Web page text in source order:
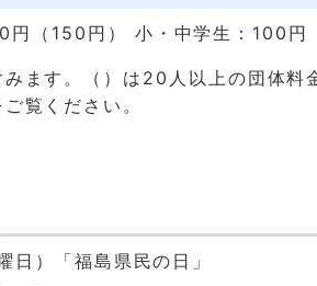
（150円） 小・中学生：100円
みます。（）は20人以上の団体料
覧ください。
）「福島県民の日」